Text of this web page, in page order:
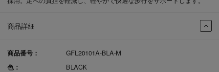
商品詳細
商品番号：
GFL20101A-BLA-M
色：
BLACK